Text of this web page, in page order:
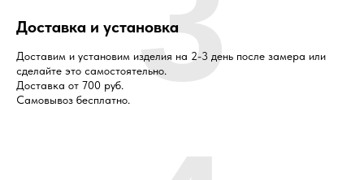
Доставка и установка
Доставим и установим изделия на 2-3 день после замера или
сделайте это самостоятельно.
Доставка от 700 руб.
Самовывоз бесплатно.